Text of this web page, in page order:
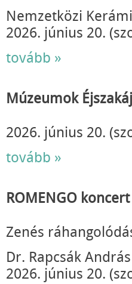
Nemzetközi
2026. június 20.
tovább »
Múzeumok
2026. június 20.
tovább »
ROMENGO koncert
Zenés
Dr. Rapcsák
2026. június 20.